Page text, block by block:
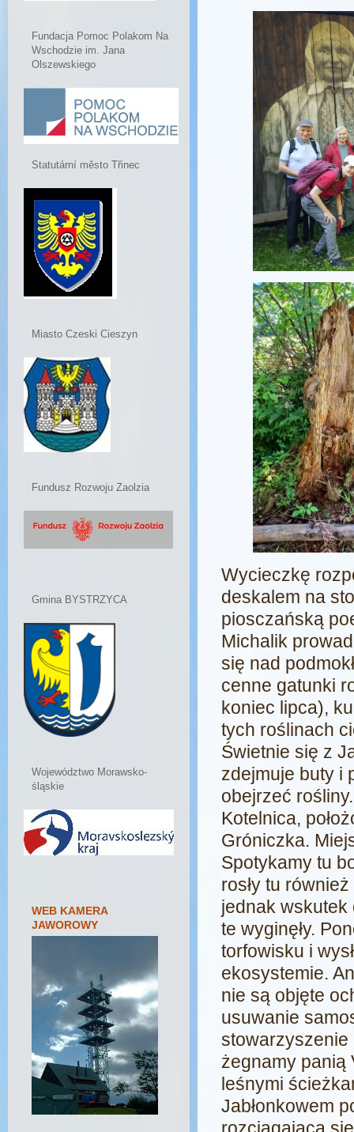
Wycieczkę
deskalem na
piosczańską
Michalik
się nad
cenne gatunki
koniec lipca),
tych roślinach
Świetnie się z
zdejmuje buty i
obejrzeć
Kotelnica,
Gróniczka.
Spotykamy tu
rosły tu
jednak wskutek
te wyginęły.
torfowisku i
ekosystemie.
nie są objęte
usuwanie
stowarzyszenie
żegnamy panią
leśnymi
Jabłonkowem
Fundacja Pomoc Polakom Na
Wschodzie im. Jana
Olszewskiego
Statutární město Třinec
Miasto Czeski Cieszyn
Fundusz Rozwoju Zaolzia
Gmina BYSTRZYCA
Województwo Morawsko-
śląskie
WEB KAMERA
JAWOROWY